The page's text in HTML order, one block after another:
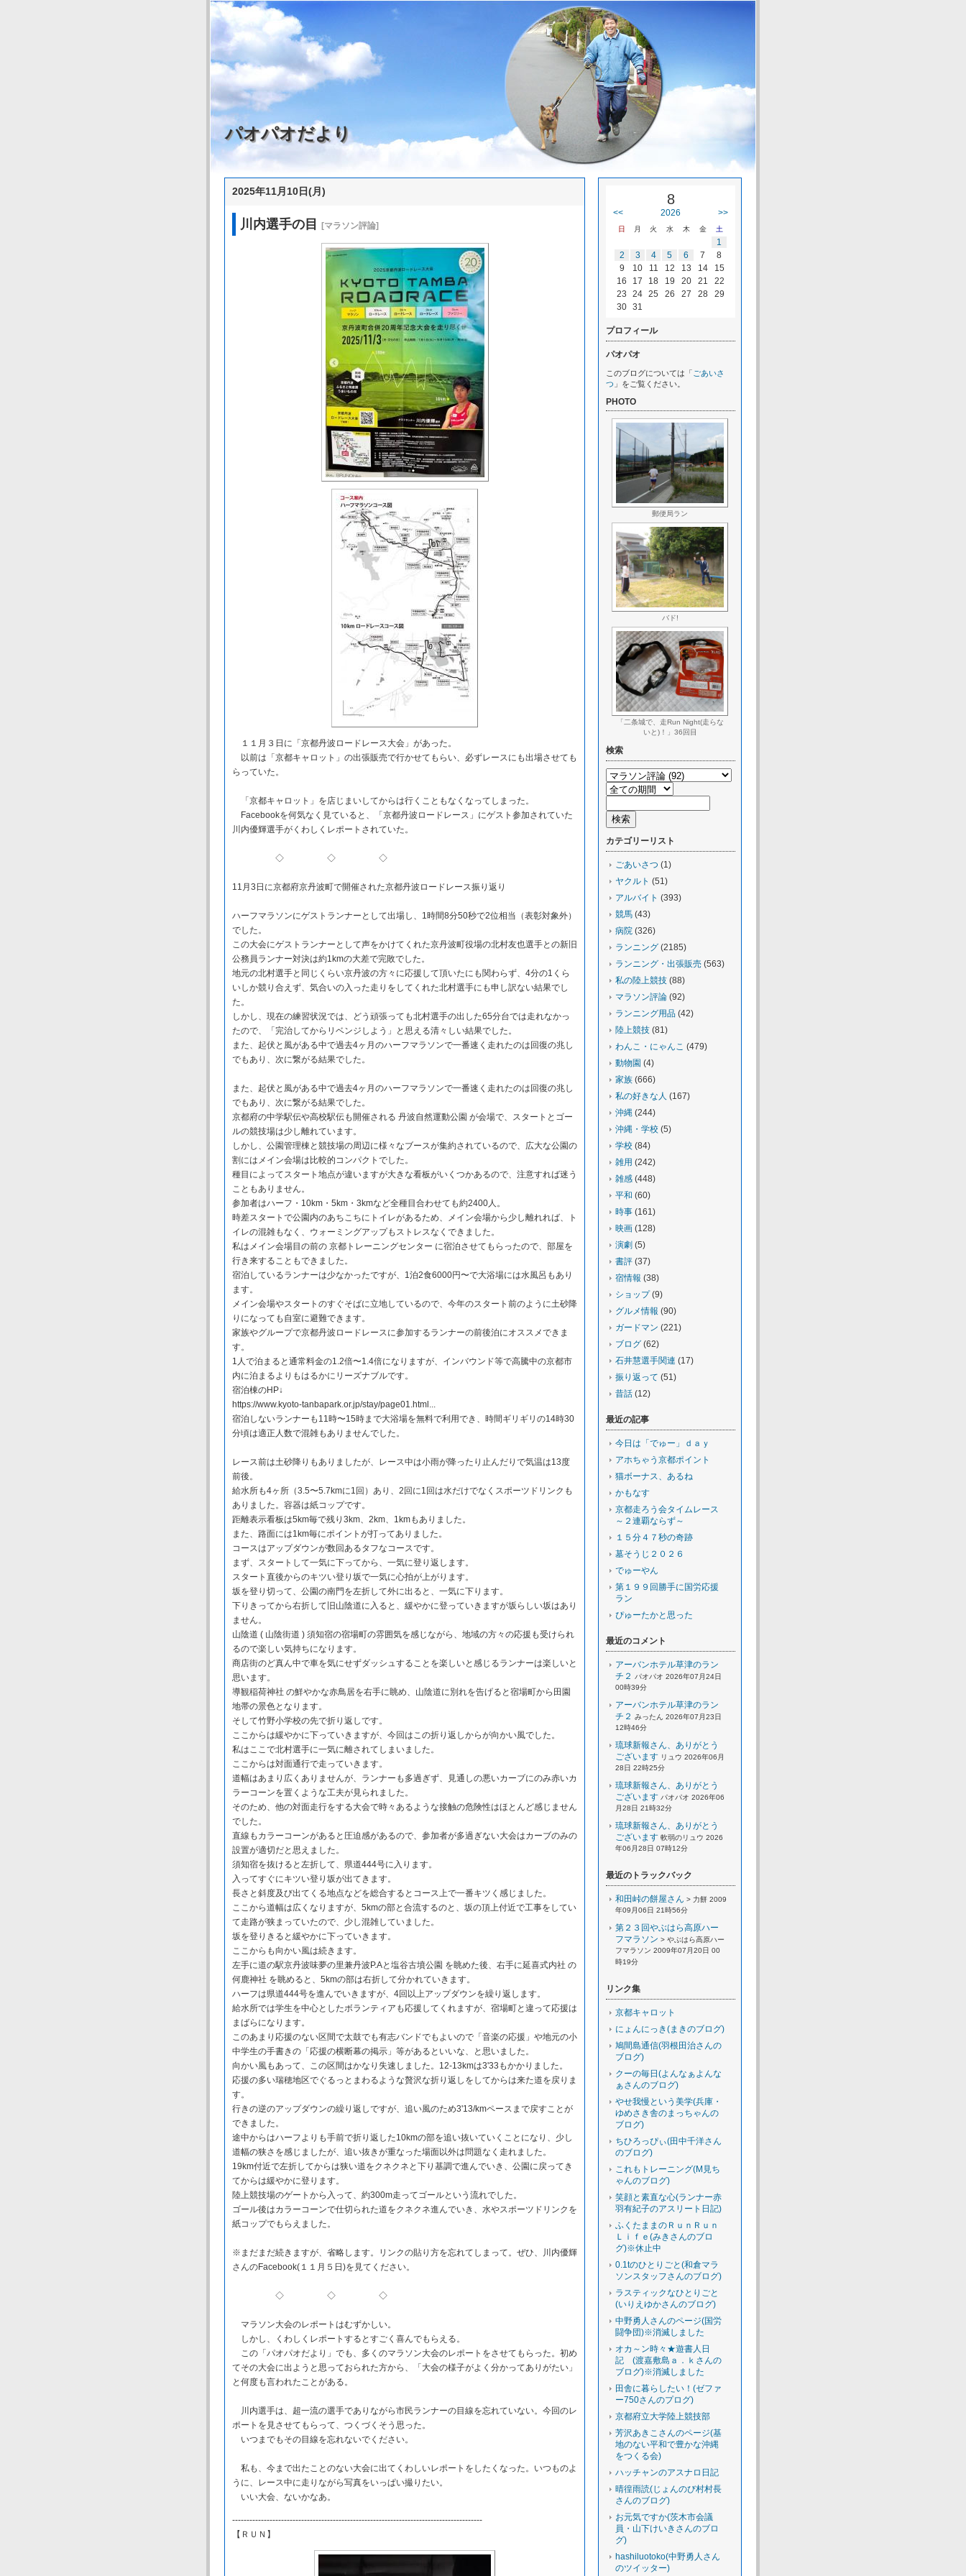
パオパオだより
2025年11月10日(月)
川内選手の目 [マラソン評論]
１１月３日に「京都丹波ロードレース大会」があった。
以前は「京都キャロット」の出張販売で行かせてもらい、必ずレースにも出場させても
らっていた。
「京都キャロット」を店じまいしてからは行くこともなくなってしまった。
Facebookを何気なく見ていると、「京都丹波ロードレース」にゲスト参加されていた
川内優輝選手がくわしくレポートされていた。
◇ ◇ ◇
11月3日に京都府京丹波町で開催された京都丹波ロードレース振り返り
ハーフマラソンにゲストランナーとして出場し、1時間8分50秒で2位相当（表彰対象外）
でした。
この大会にゲストランナーとして声をかけてくれた京丹波町役場の北村友也選手との新旧
公務員ランナー対決は約1kmの大差で完敗でした。
地元の北村選手と同じくらい京丹波の方々に応援して頂いたにも関わらず、4分の1くら
いしか競り合えず、気合いの入った走りをしてくれた北村選手にも申し訳ない結果でし
た。
しかし、現在の練習状況では、どう頑張っても北村選手の出した65分台では走れなかっ
たので、「完治してからリベンジしよう」と思える清々しい結果でした。
また、起伏と風がある中で過去4ヶ月のハーフマラソンで一番速く走れたのは回復の兆し
でもあり、次に繋がる結果でした。
また、起伏と風がある中で過去4ヶ月のハーフマラソンで一番速く走れたのは回復の兆し
でもあり、次に繋がる結果でした。
京都府の中学駅伝や高校駅伝も開催される 丹波自然運動公園 が会場で、スタートとゴー
ルの競技場は少し離れています。
しかし、公園管理棟と競技場の周辺に様々なブースが集約されているので、広大な公園の
割にはメイン会場は比較的コンパクトでした。
種目によってスタート地点が違いますが大きな看板がいくつかあるので、注意すれば迷う
こともありません。
参加者はハーフ・10km・5km・3kmなど全種目合わせても約2400人。
時差スタートで公園内のあちこちにトイレがあるため、メイン会場から少し離れれば、ト
イレの混雑もなく、ウォーミングアップもストレスなくできました。
私はメイン会場目の前の 京都トレーニングセンター に宿泊させてもらったので、部屋を
行き来することもできました。
宿泊しているランナーは少なかったですが、1泊2食6000円〜で大浴場には水風呂もあり
ます。
メイン会場やスタートのすぐそばに立地しているので、今年のスタート前のように土砂降
りになっても自室に避難できます。
家族やグループで京都丹波ロードレースに参加するランナーの前後泊にオススメできま
す。
1人で泊まると通常料金の1.2倍〜1.4倍になりますが、インバウンド等で高騰中の京都市
内に泊まるよりもはるかにリーズナブルです。
宿泊棟のHP↓
https://www.kyoto-tanbapark.or.jp/stay/page01.html...
宿泊しないランナーも11時〜15時まで大浴場を無料で利用でき、時間ギリギリの14時30
分頃は適正人数で混雑もありませんでした。
レース前は土砂降りもありましたが、レース中は小雨が降ったり止んだりで気温は13度
前後。
給水所も4ヶ所（3.5〜5.7kmに1回）あり、2回に1回は水だけでなくスポーツドリンクも
ありました。容器は紙コップです。
距離表示看板は5km毎で残り3km、2km、1kmもありました。
また、路面には1km毎にポイントが打ってありました。
コースはアップダウンが数回あるタフなコースです。
まず、スタートして一気に下ってから、一気に登り返します。
スタート直後からのキツい登り坂で一気に心拍が上がります。
坂を登り切って、公園の南門を左折して外に出ると、一気に下ります。
下りきってから右折して旧山陰道に入ると、緩やかに登っていきますが坂らしい坂はあり
ません。
山陰道 ( 山陰街道 ) 須知宿の宿場町の雰囲気を感じながら、地域の方々の応援も受けられ
るので楽しい気持ちになります。
商店街のど真ん中で車を気にせずダッシュすることを楽しいと感じるランナーは楽しいと
思います。
導観稲荷神社 の鮮やかな赤鳥居を右手に眺め、山陰道に別れを告げると宿場町から田園
地帯の景色となります。
そして竹野小学校の先で折り返しです。
ここからは緩やかに下っていきますが、今回はこの折り返しからが向かい風でした。
私はここで北村選手に一気に離されてしまいました。
ここからは対面通行で走っていきます。
道幅はあまり広くありませんが、ランナーも多過ぎず、見通しの悪いカーブにのみ赤いカ
ラーコーンを置くような工夫が見られました。
そのため、他の対面走行をする大会で時々あるような接触の危険性はほとんど感じません
でした。
直線もカラーコーンがあると圧迫感があるので、参加者が多過ぎない大会はカーブのみの
設置が適切だと思えました。
須知宿を抜けると左折して、県道444号に入ります。
入ってすぐにキツい登り坂が出てきます。
長さと斜度及び出てくる地点などを総合するとコース上で一番キツく感じました。
ここから道幅は広くなりますが、5kmの部と合流するのと、坂の頂上付近で工事をしてい
て走路が狭まっていたので、少し混雑していました。
坂を登りきると緩やかに下っていきます。
ここからも向かい風は続きます。
左手に道の駅京丹波味夢の里兼丹波P.Aと塩谷古墳公園 を眺めた後、右手に延喜式内社 の
何鹿神社 を眺めると、5kmの部は右折して分かれていきます。
ハーフは県道444号を進んでいきますが、4回以上アップダウンを繰り返します。
給水所では学生を中心としたボランティアも応援してくれますが、宿場町と違って応援は
まばらになります。
このあまり応援のない区間で太鼓でも有志バンドでもよいので「音楽の応援」や地元の小
中学生の手書きの「応援の横断幕の掲示」等があるといいな、と思いました。
向かい風もあって、この区間はかなり失速しました。12-13kmは3'33もかかりました。
応援の多い瑞穂地区でぐるっとまわるような贅沢な折り返しをしてからは来た道を戻りま
す。
行きの逆のアップダウンの繰り返しですが、追い風のため3'13/kmペースまで戻すことが
できました。
途中からはハーフよりも手前で折り返した10kmの部を追い抜いていくことになり、少し
道幅の狭さを感じましたが、追い抜きが重なった場面以外は問題なく走れました。
19km付近で左折してからは狭い道をクネクネと下り基調で進んでいき、公園に戻ってき
てからは緩やかに登ります。
陸上競技場のゲートから入って、約300m走ってゴールという流れでした。
ゴール後はカラーコーンで仕切られた道をクネクネ進んでいき、水やスポーツドリンクを
紙コップでもらえました。
※まだまだ続きますが、省略します。リンクの貼り方を忘れてしまって。ぜひ、川内優輝
さんのFacebook(１１月５日)を見てください。
◇ ◇ ◇
マラソン大会のレポートはむずかしい。
しかし、くわしくレポートするとすごく喜んでもらえる。
この「パオパオだより」でも、多くのマラソン大会のレポートをさせてもらった。初め
てその大会に出ようと思っておられた方から、「大会の様子がよく分かってありがたい」
と何度も言われたことがある。
川内選手は、超一流の選手でありながら市民ランナーの目線を忘れていない。今回のレ
ポートを見させてもらって、つくづくそう思った。
いつまでもその目線を忘れないでください。
私も、今まで出たことのない大会に出てくわしいレポートをしたくなった。いつものよ
うに、レース中に走りながら写真をいっぱい撮りたい。
いい大会、ないかなあ。
---------------------------------------------------------------------------------------
【ＲＵＮ】
8
<< 2026 >>
日 月 火 水 木 金 土
1
2
3 4 5 6 7
8
9
10 11 12 13 14
15
16
17 18 19 20 21
22
23
24 25 26 27 28
29
30 31
プロフィール
パオパオ
このブログについては「 ごあいさ
つ 」をご覧ください。
PHOTO
郵便局ラン
バド!
「二条城で、走Run Night(走らな
いと)！」36回目
検索
カテゴリーリスト
ごあいさつ (1)
ヤクルト (51)
アルバイト (393)
競馬 (43)
病院 (326)
ランニング (2185)
ランニング・出張販売 (563)
私の陸上競技 (88)
マラソン評論 (92)
ランニング用品 (42)
陸上競技 (81)
わんこ・にゃんこ (479)
動物園 (4)
家族 (666)
私の好きな人 (167)
沖縄 (244)
沖縄・学校 (5)
学校 (84)
雑用 (242)
雑感 (448)
平和 (60)
時事 (161)
映画 (128)
演劇 (5)
書評 (37)
宿情報 (38)
ショップ(9)
グルメ情報 (90)
ガードマン (221)
ブログ (62)
石井慧選手関連 (17)
振り返って (51)
昔話 (12)
最近の記事
今日は「でゅー」ｄａｙ
アホちゃう京都ポイント
猫ボーナス、あるね
かもなす
京都走ろう会タイムレース
～２連覇ならず～
１５分４７秒の奇跡
墓そうじ２０２６
でゅーやん
第１９９回勝手に国労応援
ラン
ぴゅーたかと思った
最近のコメント
アーバンホテル草津のラン
チ２
パオパオ 2026年07月24日
00時39分
アーバンホテル草津のラン
チ２ みったん 2026年07月23日
12時46分
琉球新報さん、ありがとう
ございます リュウ 2026年06月
28日 22時25分
琉球新報さん、ありがとう
ございます パオパオ 2026年06
月28日 21時32分
琉球新報さん、ありがとう
ございます 軟弱のリュウ 2026
年06月28日 07時12分
最近のトラックバック
和田峠の餅屋さん > 力餅 2009
年09月06日 21時56分
第２３回やぶはら高原ハー
フマラソン > やぶはら高原ハー
フマラソン 2009年07月20日 00
時19分
リンク集
京都キャロット
にょんにっき(まきのブログ)
鳩間島通信(羽根田治さんの
ブログ)
クーの毎日(よんなぁよんな
ぁさんのブログ)
やせ我慢という美学(兵庫・
ゆめさき舎のまっちゃんの
ブログ)
ちひろっぴぃ(田中千洋さん
のブログ)
これもトレーニング(M見ち
ゃんのブログ)
笑顔と素直な心(ランナー赤
羽有紀子のアスリート日記)
ふくたままのＲｕｎＲｕｎ
Ｌｉｆｅ(みきさんのブロ
グ)※休止中
0.1tのひとりごと(和倉マラ
ソンスタッフさんのブログ)
ラスティックなひとりごと
(いりえゆかさんのブログ)
中野勇人さんのページ(国労
闘争団)※消滅しました
オカ～ン時々★遊書人日
記 (渡嘉敷島ａ．ｋさんの
ブログ)※消滅しました
田舎に暮らしたい！(ゼファ
ー750さんのプログ)
京都府立大学陸上競技部
芳沢あきこさんのページ(基
地のない平和で豊かな沖縄
をつくる会)
ハッチャンのアスナロ日記
晴徨雨読(じょんのび村村長
さんのブログ)
お元気ですか(茨木市会議
員・山下けいきさんのブロ
グ)
hashiluotoko(中野勇人さん
のツイッター)